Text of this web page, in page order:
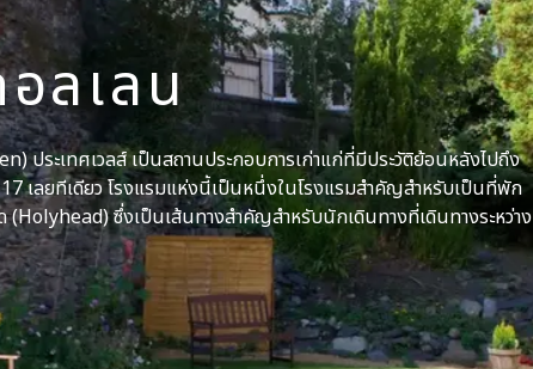
ลเลน
ระเทศเวลส์ เป็นสถานประกอบการเก่าแก่ที่มีประวัติย้อนหลังไปถึง
เลยทีเดียว โรงแรมแห่งนี้เป็นหนึ่งในโรงแรมสำคัญสำหรับเป็นที่พัก
ซึ่งเป็นเส้นทางสำคัญสำหรับนักเดินทางที่เดินทางระหว่าง